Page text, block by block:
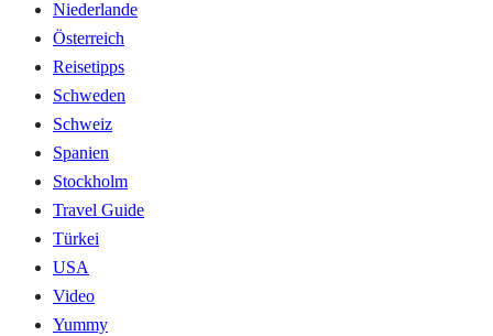
Niederlande
Österreich
Reisetipps
Schweden
Schweiz
Spanien
Stockholm
Travel Guide
Türkei
USA
Video
Yummy